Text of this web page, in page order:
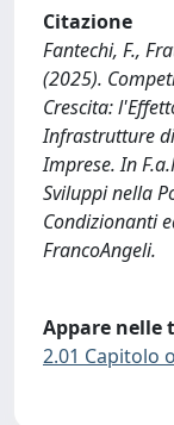
Citazione
Fantechi, F.,
(2025).
Crescita:
Infrastrutture
Imprese. In
Sviluppi nella
Condizionanti
FrancoAngeli.
Appare nelle
2.01 Capitolo